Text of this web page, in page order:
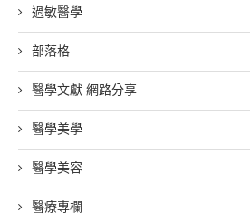
過敏醫學
部落格
醫學文獻 網路分享
醫學美學
醫學美容
醫療專欄